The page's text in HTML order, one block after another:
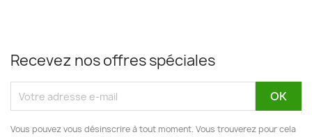
Recevez nos offres spéciales
Vous pouvez vous désinscrire à tout moment. Vous trouverez pour cela